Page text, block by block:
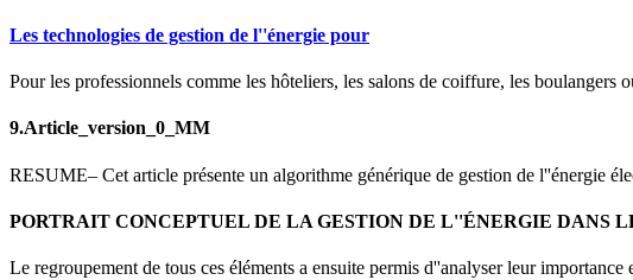
Les technologies de gestion de l''énergie pour
Pour les professionnels comme les hôteliers, les salons de coiffure, les boulangers
9.Article_version_0_MM
RESUME– Cet article présente un algorithme générique de gestion de l''énergie
PORTRAIT CONCEPTUEL DE LA GESTION DE L''ÉNERGIE DANS
Le regroupement de tous ces éléments a ensuite permis d''analyser leur